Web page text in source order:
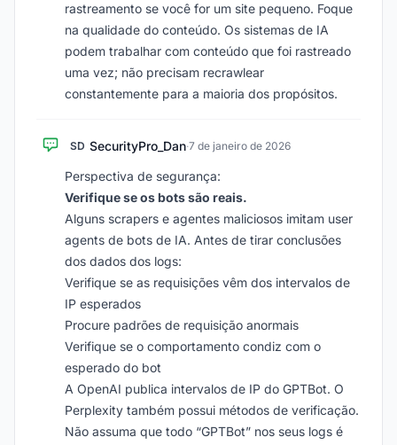
rastreamento se você for um site pequeno. Foque
na qualidade do conteúdo. Os sistemas de IA
podem trabalhar com conteúdo que foi rastreado
uma vez; não precisam recrawlear
constantemente para a maioria dos propósitos.
SD SecurityPro_Dan·7 de janeiro de 2026
Perspectiva de segurança:
Verifique se os bots são reais.
Alguns scrapers e agentes maliciosos imitam user
agents de bots de IA. Antes de tirar conclusões
dos dados dos logs:
Verifique se as requisições vêm dos intervalos de
IP esperados
Procure padrões de requisição anormais
Verifique se o comportamento condiz com o
esperado do bot
A OpenAI publica intervalos de IP do GPTBot. O
Perplexity também possui métodos de verificação.
Não assuma que todo “GPTBot” nos seus logs é